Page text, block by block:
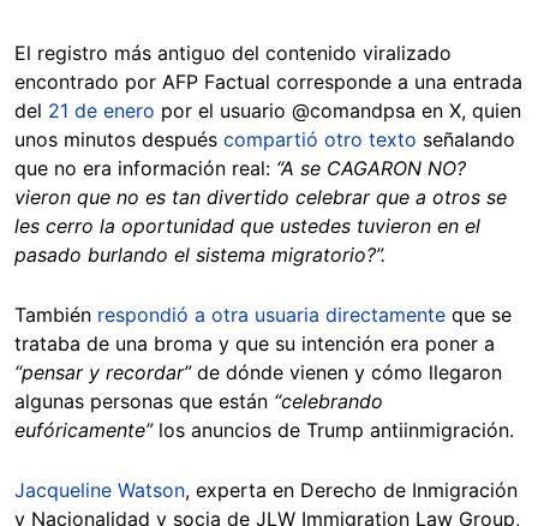
El registro más antiguo del contenido viralizado
encontrado por AFP Factual corresponde a una entrada
del 21 de enero por el usuario @comandpsa en X, quien
unos minutos después compartió otro texto señalando
que no era información real: “A se CAGARON NO?
vieron que no es tan divertido celebrar que a otros se
les cerro la oportunidad que ustedes tuvieron en el
pasado burlando el sistema migratorio?”.
También respondió a otra usuaria directamente que se
trataba de una broma y que su intención era poner a
“pensar y recordar”de dónde vienen y cómo llegaron
algunas personas que están “celebrando
eufóricamente” los anuncios de Trump antiinmigración.
Jacqueline Watson, experta en Derecho de Inmigración
y Nacionalidad y socia de JLW Immigration Law Group,